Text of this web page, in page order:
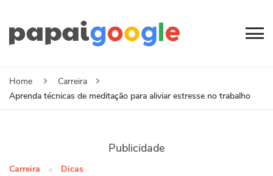
Home
Carreira
Aprenda técnicas de meditação para aliviar estresse no trabalho
Publicidade
Carreira Dicas